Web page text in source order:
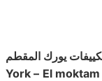
يورك المقطم
York – El moktam